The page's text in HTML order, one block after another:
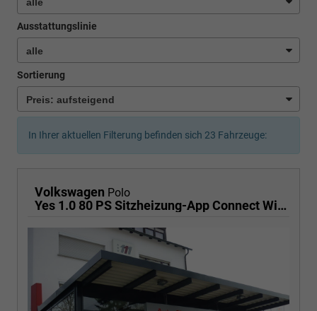
Ausstattungslinie
Sortierung
In Ihrer aktuellen Filterung befinden sich 23 Fahrzeuge:
Volkswagen Polo
Yes 1.0 80 PS Sitzheizung-App Connect Wireless-Einparkhilfe-Klima-Sofort